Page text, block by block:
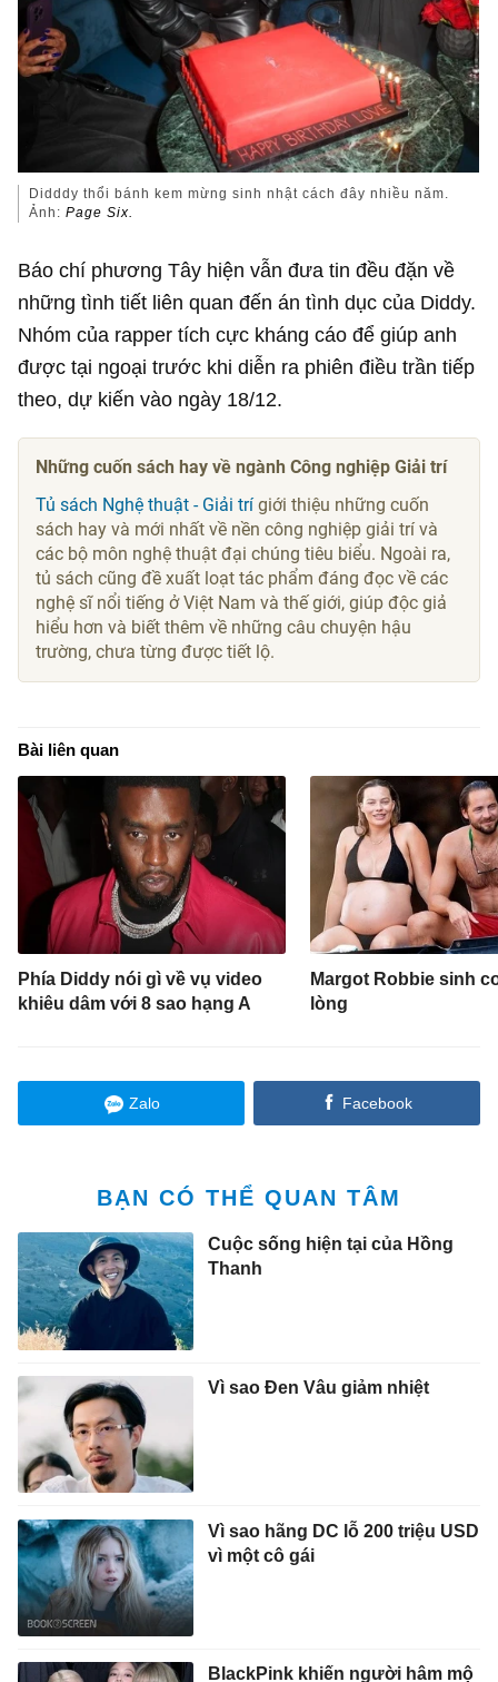
Didddy thổi bánh kem mừng sinh nhật cách đây nhiều năm.
Ảnh:Page Six.
Báo chí phương Tây hiện vẫn đưa tin đều đặn về
những tình tiết liên quan đến án tình dục của Diddy.
Nhóm của rapper tích cực kháng cáo để giúp anh
được tại ngoại trước khi diễn ra phiên điều trần tiếp
theo, dự kiến vào ngày 18/12.
Những cuốn sách hay về ngành Công nghiệp Giải trí
Tủ sách Nghệ thuật - Giải trí giới thiệu những cuốn
sách hay và mới nhất về nền công nghiệp giải trí và
các bộ môn nghệ thuật đại chúng tiêu biểu. Ngoài ra,
tủ sách cũng đề xuất loạt tác phẩm đáng đọc về các
nghệ sĩ nổi tiếng ở Việt Nam và thế giới, giúp độc giả
hiểu hơn và biết thêm về những câu chuyện hậu
trường, chưa từng được tiết lộ.
Bài liên quan
Phía Diddy nói gì về vụ video
khiêu dâm với 8 sao hạng A
Margot Robbie sinh
lòng
Zalo Facebook
BẠN CÓ THỂ QUAN TÂM
Cuộc sống hiện tại của Hồng
Thanh
Vì sao Đen Vâu giảm nhiệt
Vì sao hãng DC lỗ 200 triệu USD
vì một cô gái
BlackPink khiến người hâm mộ